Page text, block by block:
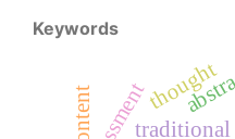
Keywords
traditional
content thought